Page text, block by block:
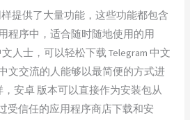
样提供了大量功能，这些功能都包含
程序中，适合随时随地使用的用
人士，可以轻松下载 Telegram 中文
文交流的人能够以最简便的方式进
，安卓 版本可以直接作为安装包从
受信任的应用程序商店下载和安